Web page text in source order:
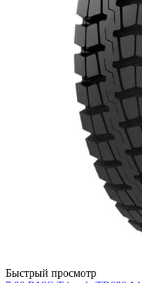
Быстрый просмотр